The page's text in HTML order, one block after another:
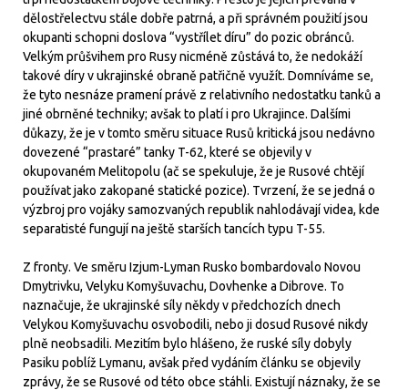
dělostřelectvu stále dobře patrná, a při správném použití jsou
okupanti schopni doslova “vystřílet díru” do pozic obránců.
Velkým průšvihem pro Rusy nicméně zůstává to, že nedokáží
takové díry v ukrajinské obraně patřičně využít. Domníváme se,
že tyto nesnáze pramení právě z relativního nedostatku tanků a
jiné obrněné techniky; avšak to platí i pro Ukrajince. Dalšími
důkazy, že je v tomto směru situace Rusů kritická jsou nedávno
dovezené “prastaré” tanky T-62, které se objevily v
okupovaném Melitopolu (ač se spekuluje, že je Rusové chtějí
používat jako zakopané statické pozice). Tvrzení, že se jedná o
výzbroj pro vojáky samozvaných republik nahlodávají videa, kde
separatisté fungují na ještě starších tancích typu T-55.
Z fronty. Ve směru Izjum-Lyman Rusko bombardovalo Novou
Dmytrivku, Velyku Komyšuvachu, Dovhenke a Dibrove. To
naznačuje, že ukrajinské síly někdy v předchozích dnech
Velykou Komyšuvachu osvobodili, nebo ji dosud Rusové nikdy
plně neobsadili. Mezitím bylo hlášeno, že ruské síly dobyly
Pasiku poblíž Lymanu, avšak před vydáním článku se objevily
zprávy, že se Rusové od této obce stáhli. Existují náznaky, že se